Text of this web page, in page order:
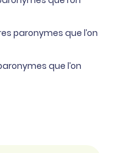
paronymes que l’on
que l’on